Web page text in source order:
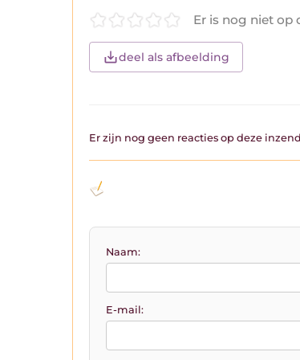
Er is nog niet op
deel als afbeelding
Er zijn nog geen reacties op deze
Naam:
E-mail: